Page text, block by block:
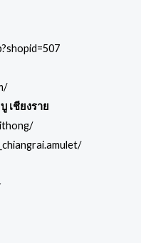
เชียงราย